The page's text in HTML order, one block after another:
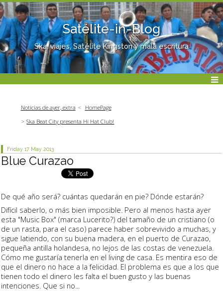
Satélite-in-Blog
Ska, viajes, Satélite Kingston y mala escritura
Noticias de ayer, extra
HomePage
Ska Beat City presenta Hi Hat Club!
Friday 17 May 2013
Blue Curazao
De qué año será? cuántas quedarán en pie? Dónde estarán?
Difícil saberlo, o más bien imposible. Pero al menos hasta ayer
esta "Music Box" (marca Lucerito?) del tamaño de un cristiano (o
de un rasta, para el caso) parece haber sobrevivido a muchas, y
sigue latiendo, con su buena madera, en el puerto de Curazao,
pequeña antilla holandesa, no lejos de las costas de venezuela.
Cómo me gustaría tenerla en el living de casa. Es mentira eso de
que el dinero no hace a la felicidad. El problema es que a los que
tienen todo el dinero les falta el buen gusto y las buenas
intenciones. Que si no...